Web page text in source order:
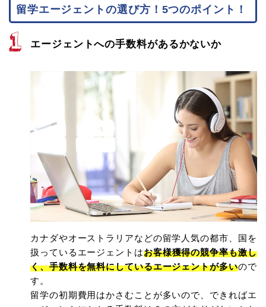
留学エージェントの選び方！5つのポイント！
エージェントへの手数料があるかないか
カナダやオーストラリアなどの留学人気の都市、国を
扱っているエージェントはお客様獲得の競争率も激し
く、手数料を無料にしているエージェントが多いので
す。
留学の初期費用はかさむことが多いので、できればエ